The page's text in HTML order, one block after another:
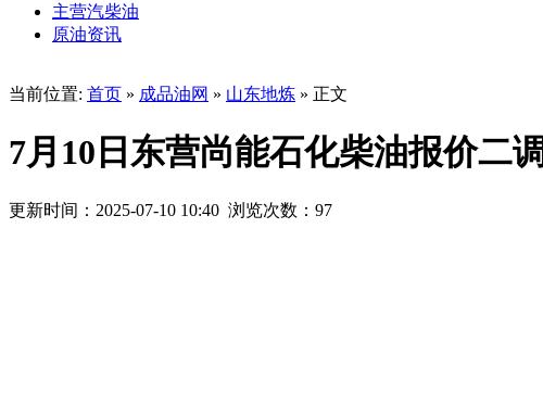
主营汽柴油
原油资讯
当前位置: 首页 » 成品油网 » 山东地炼 » 正文
7月10日东营尚能石化柴油报价二调
更新时间：2025-07-10 10:40 浏览次数： 97